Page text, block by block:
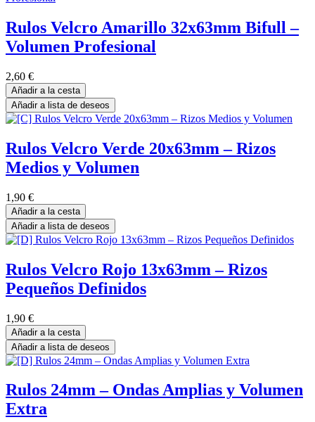
Rulos Velcro Amarillo 32x63mm Bifull –
Volumen Profesional
2,60 €
Añadir a la cesta
Añadir a lista de deseos
Rulos Velcro Verde 20x63mm – Rizos
Medios y Volumen
1,90 €
Añadir a la cesta
Añadir a lista de deseos
Rulos Velcro Rojo 13x63mm – Rizos
Pequeños Definidos
1,90 €
Añadir a la cesta
Añadir a lista de deseos
Rulos 24mm – Ondas Amplias y Volumen
Extra